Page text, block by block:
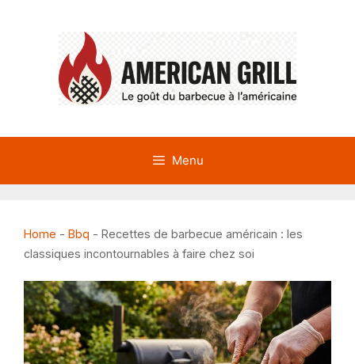
Menu
Home - Bbq - Recettes de barbecue américain : les
classiques incontournables à faire chez soi